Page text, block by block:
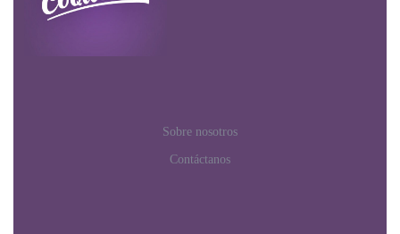
Sobre nosotros
Contáctanos